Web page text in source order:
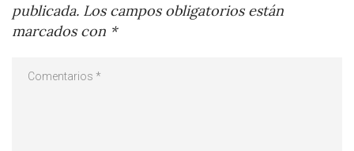
publicada. Los campos obligatorios están
marcados con *